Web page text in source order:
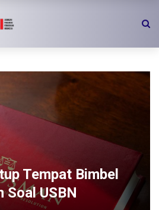
Tempat Bimbel
Soal USBN